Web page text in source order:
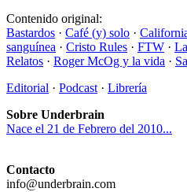
Contenido original:
Bastardos · Café (y) solo ·
sanguínea · Cristo Rules · FTW ·
Relatos · Roger McOg y la vida ·
Editorial · Podcast · Librería
Sobre Underbrain
Nace el 21 de Febrero del 2010...
Contacto
info@underbrain.com